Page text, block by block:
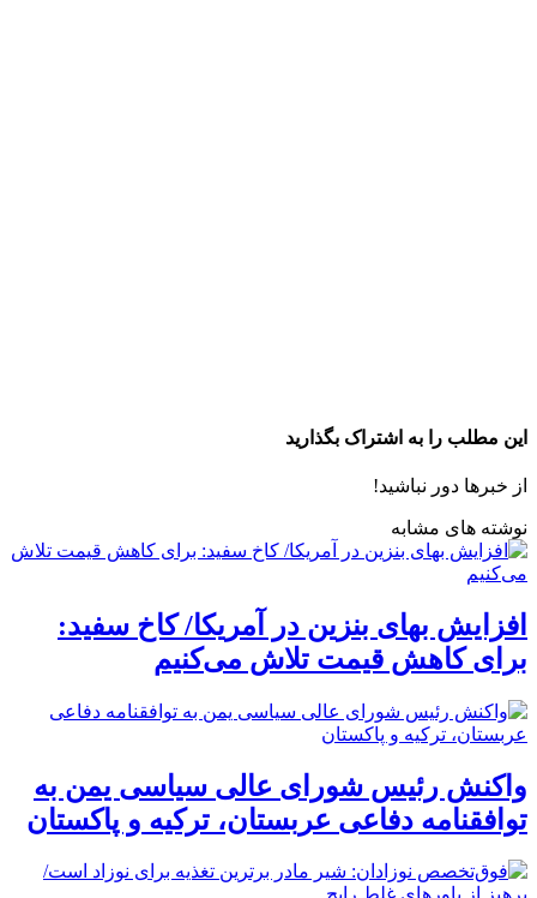
این مطلب را به اشتراک بگذارید
از خبرها دور نباشید!
نوشته های مشابه
افزایش بهای بنزین در آمریکا/ کاخ سفید:
برای کاهش قیمت تلاش می‌کنیم
واکنش رئیس شورای عالی سیاسی یمن به
توافقنامه دفاعی عربستان، ترکیه و پاکستان